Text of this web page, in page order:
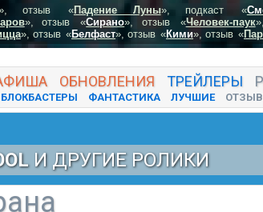
отзыв «Падение Луны», подкаст «
», отзыв «Сирано», отзыв «Человек-паук
», отзыв «Белфаст», отзыв «Кими», отзыв «
ОБНОВЛЕНИЯ ТРЕЙЛЕРЫ
БЛОКБАСТЕРЫ ФАНТАСТИКА ЛУЧШИЕ
И ДРУГИЕ РОЛИКИ